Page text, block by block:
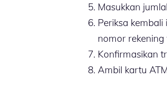
Masukkan
Periksa
nomor
Konfirmasikan
Ambil kartu